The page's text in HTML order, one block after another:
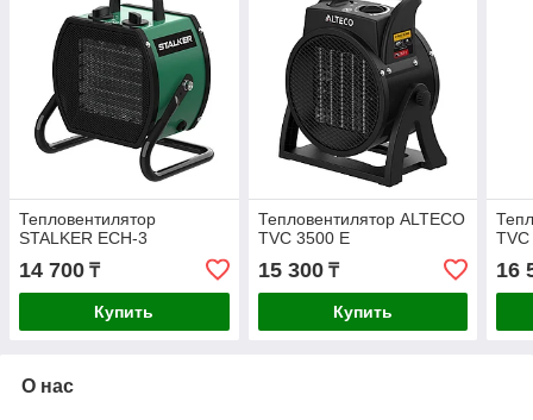
Тепловентилятор
STALKER ECH-3
14 700 ₸
Купить
Тепловентилятор ALTECO
TVC 3500 E
15 300₸
Купить
TVС
16
О нас